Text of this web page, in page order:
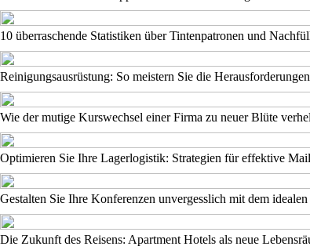
10 überraschende Statistiken über Tintenpatronen und
Reinigungsausrüstung: So meistern Sie die
Wie der mutige Kurswechsel einer Firma zu neuer Blüte
Optimieren Sie Ihre Lagerlogistik: Strategien für effektive
Gestalten Sie Ihre Konferenzen unvergesslich mit dem
Die Zukunft des Reisens: Apartment Hotels als neue